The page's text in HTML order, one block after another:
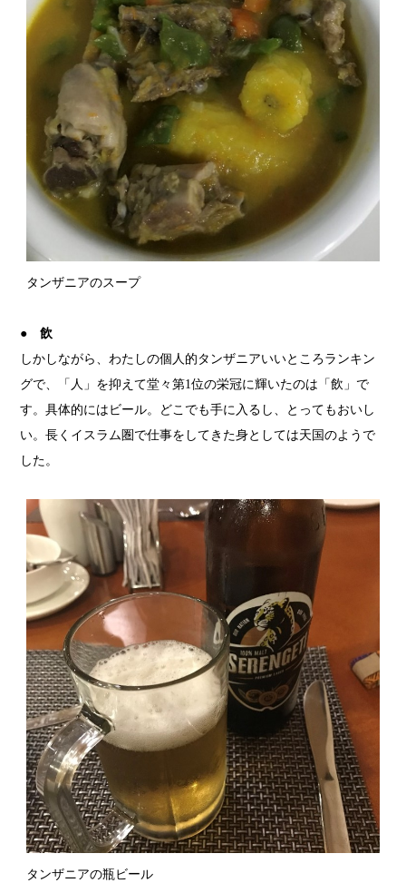
タンザニアのスープ
● 飲
しかしながら、わたしの個人的タンザニアいいところランキン
グで、「人」を抑えて堂々第1位の栄冠に輝いたのは「飲」で
す。具体的にはビール。どこでも手に入るし、とってもおいし
い。長くイスラム圏で仕事をしてきた身としては天国のようで
した。
タンザニアの瓶ビール